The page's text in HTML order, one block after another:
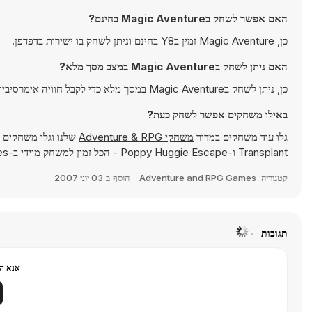
האם אפשר לשחק בMagic Aventure בחינם?
כן, Magic Aventure זמין בY8 בחינם וניתן לשחק בו ישירות בדפדפן.
האם ניתן לשחק בMagic Aventure במצב מסך מלא?
כן, ניתן לשחק בMagic Aventure במסך מלא כדי לקבל חוויה אימרסיבית יותר.
באילו משחקים אפשר לשחק כעת?
גלו עוד משחקים במדור משחקי Adventure & RPG
שלנו וגלו משחקים
Transplant ו-Poppy Huggie Escape - הכל זמין למשחק מיידי ב-Y8 Games.
קטגוריה: Adventure and RPG Games הוסף ב 03 יוני 2007
תגובות
אנא